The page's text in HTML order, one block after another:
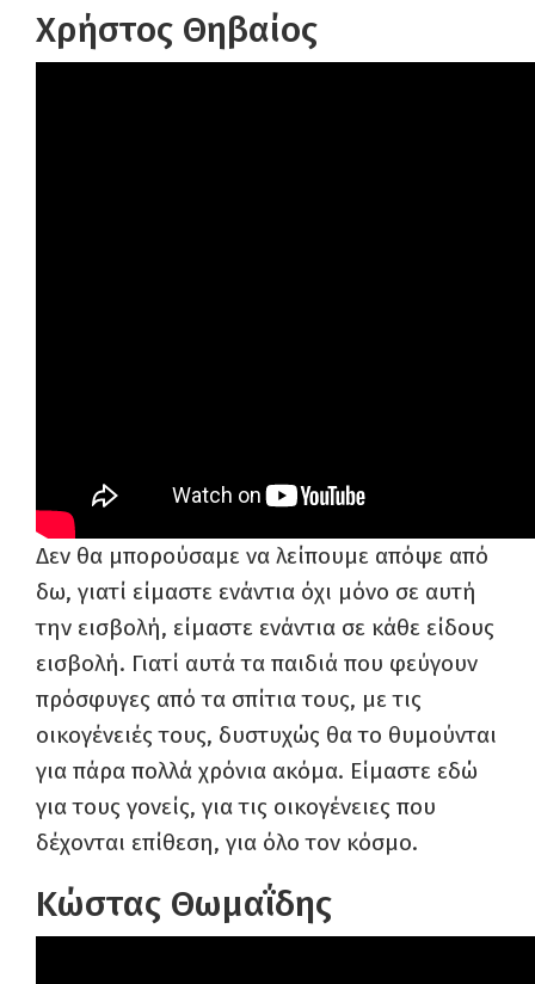
Χρήστος Θηβαίος
Δεν θα μπορούσαμε να λείπουμε απόψε από
δω, γιατί είμαστε ενάντια όχι μόνο σε αυτή
την εισβολή, είμαστε ενάντια σε κάθε είδους
εισβολή. Γιατί αυτά τα παιδιά που φεύγουν
πρόσφυγες από τα σπίτια τους, με τις
οικογένειές τους, δυστυχώς θα το θυμούνται
για πάρα πολλά χρόνια ακόμα. Είμαστε εδώ
για τους γονείς, για τις οικογένειες που
δέχονται επίθεση, για όλο τον κόσμο.
Κώστας Θωμαΐδης